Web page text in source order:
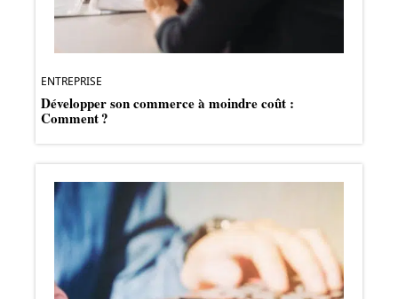
ENTREPRISE
Développer son commerce à moindre coût :
Comment ?